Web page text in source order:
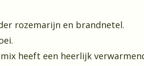
rozemarijn en brandnetel.
heeft een heerlijk